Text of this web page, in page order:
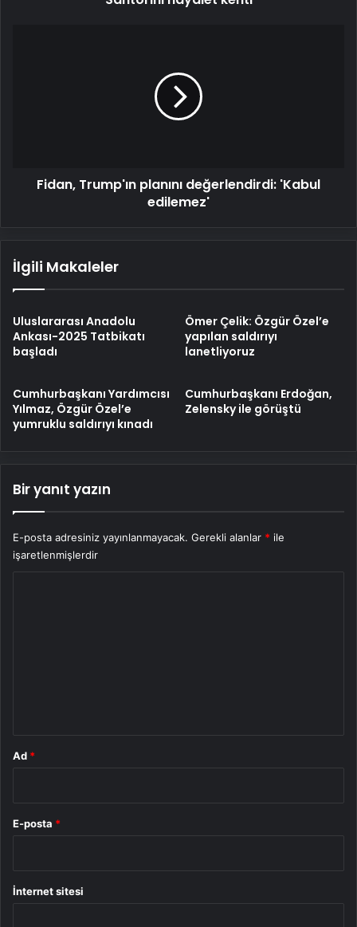
Fidan, Trump'ın planını değerlendirdi: 'Kabul
edilemez'
İlgili Makaleler
Uluslararası Anadolu
Ankası-2025 Tatbikatı
başladı
Ömer Çelik: Özgür Özel’e
yapılan saldırıyı
lanetliyoruz
Cumhurbaşkanı Yardımcısı
Yılmaz, Özgür Özel’e
yumruklu saldırıyı kınadı
Cumhurbaşkanı Erdoğan,
Zelensky ile görüştü
Bir yanıt yazın
E-posta adresiniz yayınlanmayacak. Gerekli alanlar * ile
işaretlenmişlerdir
Ad *
E-posta *
İnternet sitesi